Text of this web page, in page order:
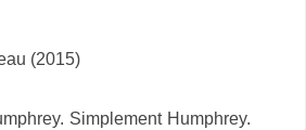
(2015)
Simplement Humphrey.